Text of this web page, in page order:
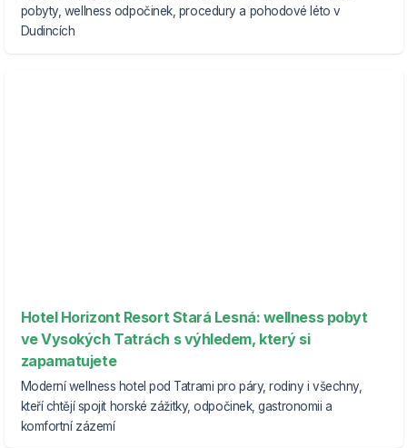
pobyty, wellness odpočinek, procedury a pohodové léto v
Dudincích
Hotel Horizont Resort Stará Lesná: wellness pobyt
ve Vysokých Tatrách s výhledem, který si
zapamatujete
Moderní wellness hotel pod Tatrami pro páry, rodiny i všechny,
kteří chtějí spojit horské zážitky, odpočinek, gastronomii a
komfortní zázemí